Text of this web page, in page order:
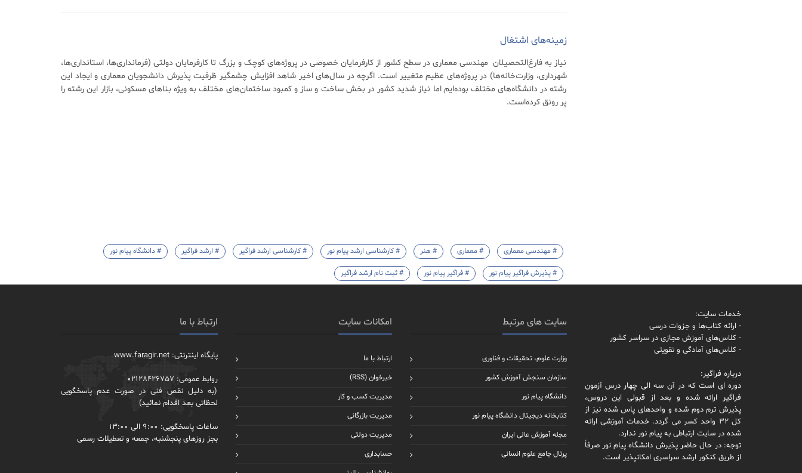
زمینه‌های اشتغال
نیاز به فارغ‌التحصیلان مهندسی معماری در سطح کشور از کارفرمایان خصوصی در پروژه‌های کوچک و بزرگ تا کارفرمایان دولتی (فرمانداری‌ها، استانداری‌ها،
شهرداری، وزارت‌خانه‌ها) در پروژه‌های عظیم متغییر است. اگرچه در سال‌های اخیر شاهد افزایش چشمگیر ظرفیت پذیرش دانشجویان معماری و ایجاد این
رشته در دانشگاه‌های مختلف بوده‌ایم اما نیاز شدید کشور در بخش ساخت و ساز و کمبود ساختمان‌های مختلف به ویژه بناهای مسکونی، بازار این رشته را
پر رونق کرده‌است.
# مهندسی معماری # معماری # هنر # کارشناسی ارشد پیام نور # کارشناسی ارشد فراگیر # ارشد فراگیر # دانشگاه پیام نور
# پذیرش فراگیر پیام نور # فراگیر پیام نور # ثبت نام ارشد فراگیر
خدمات سایت:
- ارائه کتاب‌ها و جزوات درسی
- کلاس‌های آموزش مجازی در سراسر کشور
- کلاس‌های آمادگی و تقویتی
درباره فراگیر:
دوره ای است که در آن سه الی چهار درس آزمون
فراگیر ارائه شده و بعد از قبولی این دروس،
پذیرش ترم دوم شده و واحدهای پاس شده نیز از
کل 32 واحد کسر می گردد. خدمات آموزشی ارائه
شده در سایت ارتباطی به پیام نور ندارد.
توجه: در حال حاضر پذیرش دانشگاه پیام نور صرفاً
از طریق کنکور ارشد سراسری امکانپذیر است.
سایت های مرتبط
وزارت علوم، تحقیقات و فناوری
سازمان سنجش آموزش کشور
دانشگاه پیام نور
کتابخانه دیجیتال دانشگاه پیام نور
مجله آموزش عالی ایران
پرتال جامع علوم انسانی
امکانات سایت
ارتباط با ما
خبرخوان (RSS)
مدیریت کسب و کار
مدیریت بازرگانی
مدیریت دولتی
حسابداری
ارتباط با ما
پایگاه اینترنتی: www.faragir.net
روابط عمومی: 02128426757
(به دلیل نقص فنی در صورت عدم پاسخگویی
لحظاتی بعد اقدام نمائید)
ساعات پاسخگویی: 9:00 الی 13:00
بجز روزهای پنجشنبه، جمعه و تعطیلات رسمی